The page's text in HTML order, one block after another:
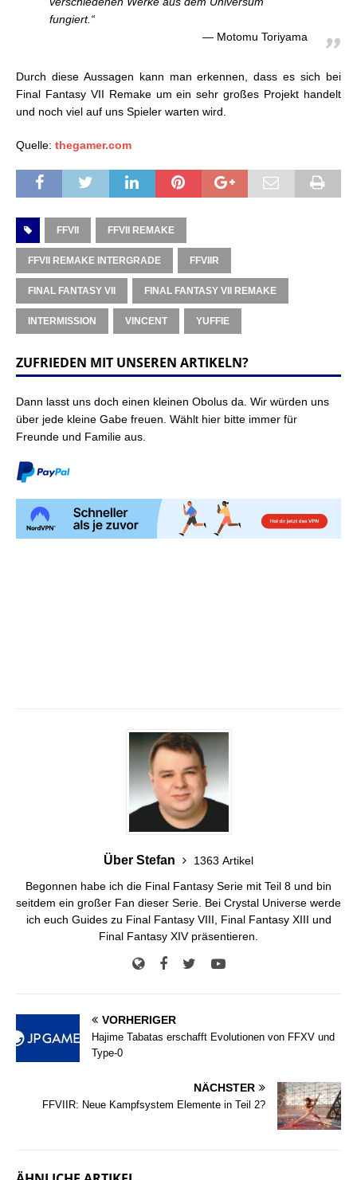
fungiert.“
Motomu Toriyama
Durch diese Aussagen kann man erkennen, dass es sich bei
Final Fantasy VII Remake um ein sehr großes Projekt handelt
und noch viel auf uns Spieler warten wird.
Quelle: thegamer.com
FFVII FFVII REMAKE
FFVII REMAKE INTERGRADE FFVIIR
FINAL FANTASY VII FINAL FANTASY VII REMAKE
INTERMISSION VINCENT YUFFIE
ZUFRIEDEN MIT UNSEREN ARTIKELN?
Dann lasst uns doch einen kleinen Obolus da. Wir würden uns
über jede kleine Gabe freuen. Wählt hier bitte immer für
Freunde und Familie aus.
Über Stefan
1363 Artikel
Begonnen habe ich die Final Fantasy Serie mit Teil 8 und bin
seitdem ein großer Fan dieser Serie. Bei Crystal Universe werde
ich euch Guides zu Final Fantasy VIII, Final Fantasy XIII und
Final Fantasy XIV präsentieren.
VORHERIGER
Hajime Tabatas erschafft Evolutionen von FFXV und
Type-0
NÄCHSTER
FFVIIR: Neue Kampfsystem Elemente in Teil 2?